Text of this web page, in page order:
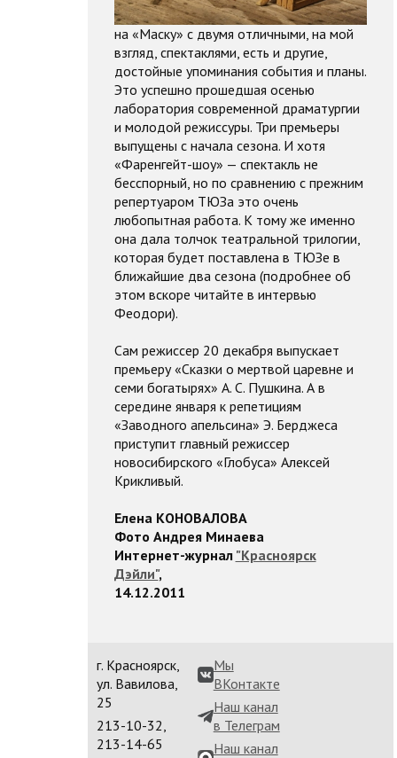
на «Маску» с двумя отличными, на мой
взгляд, спектаклями, есть и другие,
достойные упоминания события и планы.
Это успешно прошедшая осенью
лаборатория современной драматургии
и молодой режиссуры. Три премьеры
выпущены с начала сезона. И хотя
«Фаренгейт-шоу» — спектакль не
бесспорный, но по сравнению с прежним
репертуаром ТЮЗа это очень
любопытная работа. К тому же именно
она дала толчок театральной трилогии,
которая будет поставлена в ТЮЗе в
ближайшие два сезона (подробнее об
этом вскоре читайте в интервью
Феодори).
Сам режиссер 20 декабря выпускает
премьеру «Сказки о мертвой царевне и
семи богатырях» А. С. Пушкина. А в
середине января к репетициям
«Заводного апельсина» Э. Берджеса
приступит главный режиссер
новосибирского «Глобуса» Алексей
Крикливый.
Елена КОНОВАЛОВА
Фото Андрея Минаева
Интернет-журнал "Красноярск
Дэйли",
14.12.2011
г. Красноярск,
ул. Вавилова,
25
213-10-32,
213-14-65
Мы
ВКонтакте
Наш канал
в Телеграм
Наш канал